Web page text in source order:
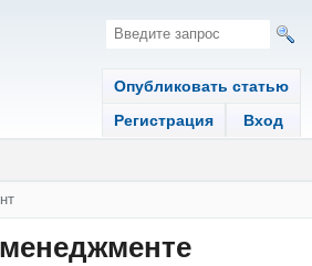
Опубликовать статью
Регистрация
Вход